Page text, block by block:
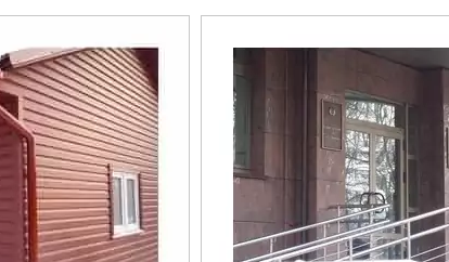
ПОДРОБНЕЕ ПОДРОБНЕЕ